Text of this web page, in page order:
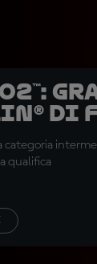
di
qualifica